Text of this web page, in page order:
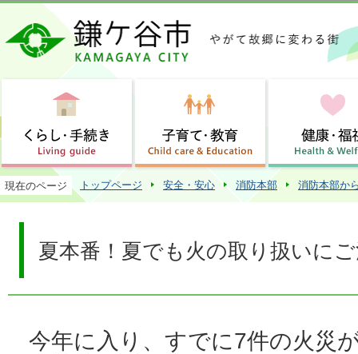
この
現在のページ トップページ 安全・安心 消防本部 消防本部か
夏本番！夏でも火の取り扱いに
今年に入り、すでに7件の火災